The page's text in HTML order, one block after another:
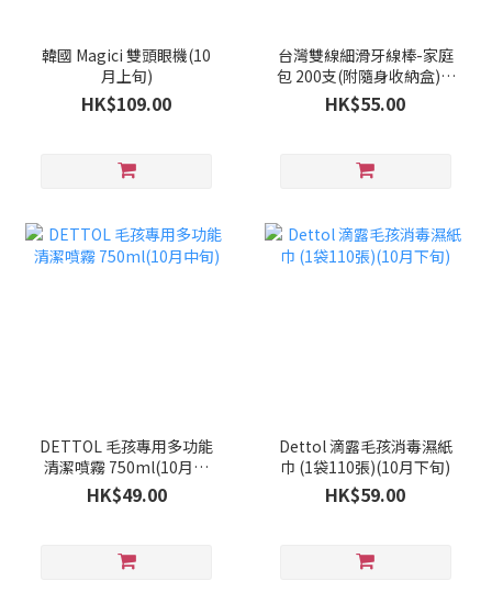
韓國 Magici 雙頭眼機(10
月上旬)
HK$109.00
台灣雙線細滑牙線棒-家庭
包 200支(附隨身收納盒)(9
月下旬)
HK$55.00
DETTOL 毛孩專用多功能
清潔噴霧 750ml(10月中
旬)
HK$49.00
Dettol 滴露毛孩消毒濕紙
巾 (1袋110張)(10月下旬)
HK$59.00